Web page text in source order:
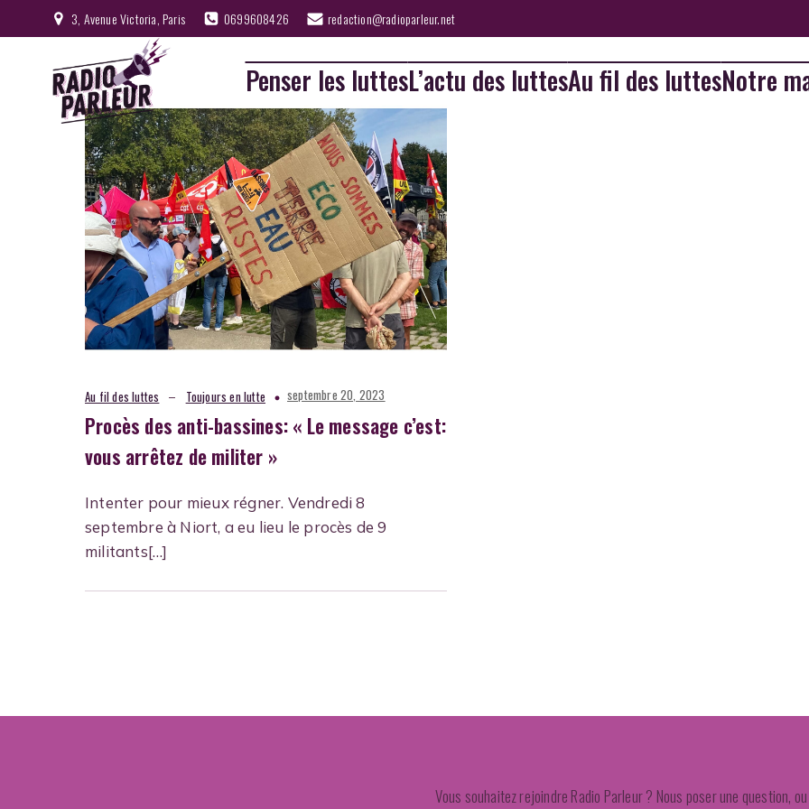
3, Avenue Victoria, Paris 0699608426 redaction@radioparleur.net
Penser les luttesL’actu des luttesAu fil des luttesNotre
Au fil des luttes – Toujours en lutte septembre 20, 2023
Procès des anti-bassines: « Le message c’est:
vous arrêtez de militer »
Intenter pour mieux régner. Vendredi 8
septembre à Niort, a eu lieu le procès de 9
militants[…]
Vous souhaitez rejoindre Radio Parleur ? Nous poser une question,